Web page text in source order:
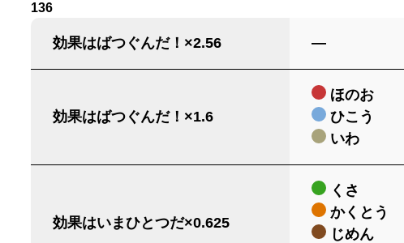
136
効果はばつぐんだ！×2.56 ―
効果はばつぐんだ！×1.6
ほのお
ひこう
いわ
効果はいまひとつだ×0.625
くさ
かくとう
じめん